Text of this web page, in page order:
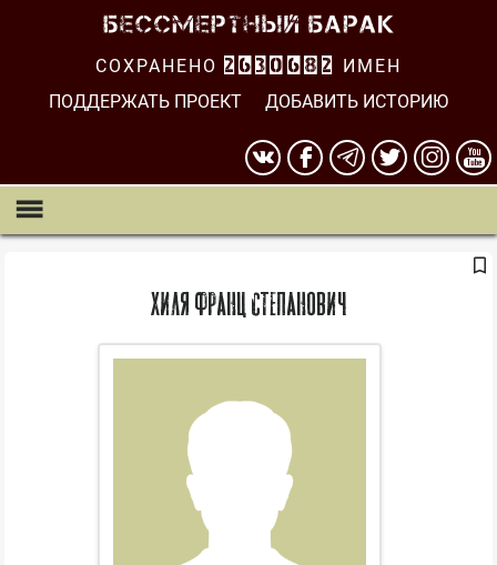
СОХРАНЕНО 2630682
ИМЕН
ПОДДЕРЖАТЬ ПРОЕКТ
ДОБАВИТЬ ИСТОРИЮ
Хиля Франц Степанович